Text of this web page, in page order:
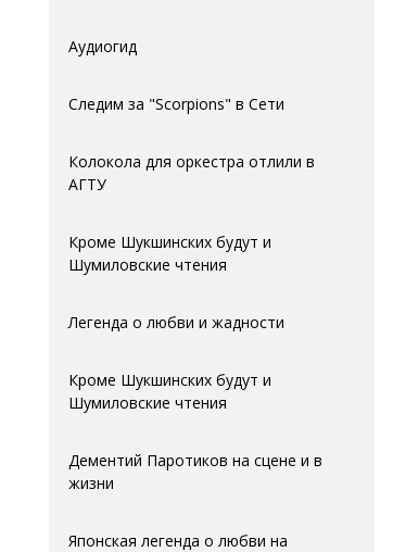
Аудиогид
Следим за "Scorpions" в Сети
Колокола для оркестра отлили в
АГTУ
Кроме Шукшинских будут и
Шумиловские чтения
Легенда о любви и жадности
Кроме Шукшинских будут и
Шумиловские чтения
Дементий Паротиков на сцене и в
жизни
Японская легенда о любви на